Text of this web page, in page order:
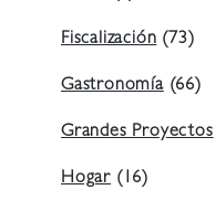
Fiscalización (73)
Gastronomía(66)
Grandes Proyectos
Hogar (16)